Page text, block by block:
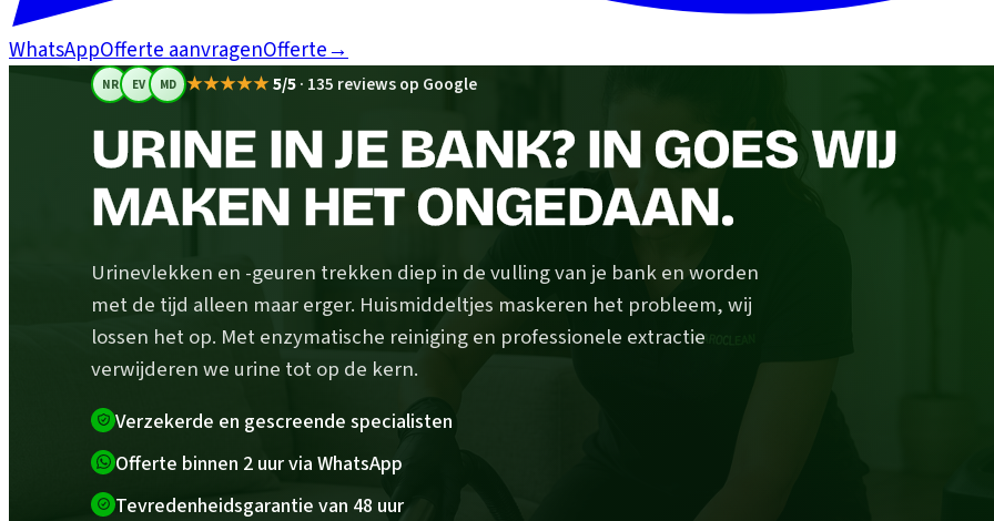
WhatsAppOfferte aanvragenOfferte→
NR EV MD ★★★★★5/5· 135 reviews op Google
URINE IN JE BANK? IN GOES WIJ
MAKEN HET ONGEDAAN.
Urinevlekken en -geuren trekken diep in de vulling van je bank en worden
met de tijd alleen maar erger. Huismiddeltjes maskeren het probleem, wij
lossen het op. Met enzymatische reiniging en professionele extractie
verwijderen we urine tot op de kern.
Verzekerde en gescreende specialisten
Offerte binnen 2 uur via WhatsApp
Tevredenheidsgarantie van 48 uur